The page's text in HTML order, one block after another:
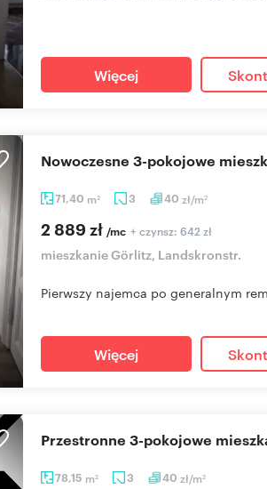
Więcej
71,40 m2 3 40 zł/m2
Nowoczesne 3-pokojowe
2 889 zł /mc + czynsz: 642 zł
mieszkanie Görlitz, Landskronstr.
Pierwszy najemca po generalnym
Więcej
78,15 m2 3 40 zł/m2
Przestronne 3-pokojowe